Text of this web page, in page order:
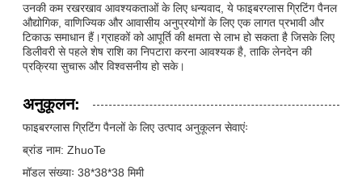
उनकी कम रखरखाव आवश्यकताओं के लिए धन्यवाद, ये फाइबरग्लास ग्रिटिंग पैनल
औद्योगिक, वाणिज्यिक और आवासीय अनुप्रयोगों के लिए एक लागत प्रभावी और
टिकाऊ समाधान हैं।ग्राहकों को आपूर्ति की क्षमता से लाभ हो सकता है जिसके लिए
डिलीवरी से पहले शेष राशि का निपटारा करना आवश्यक है, ताकि लेनदेन की
प्रक्रिया सुचारू और विश्वसनीय हो सके।
अनुकूलन:
फाइबरग्लास ग्रिटिंग पैनलों के लिए उत्पाद अनुकूलन सेवाएंः
ब्रांड नाम: ZhuoTe
मॉडल संख्याः 38*38*38 मिमी